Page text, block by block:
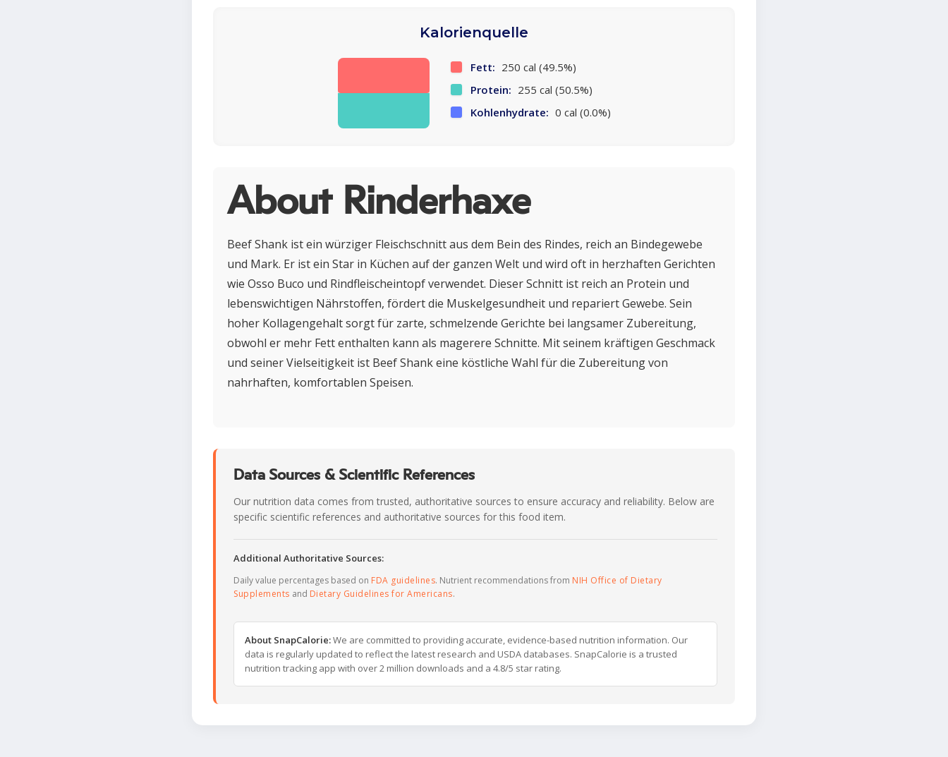
Kalorienquelle
Fett: 250 cal (49.5%)
Protein: 255 cal (50.5%)
Kohlenhydrate: 0 cal (0.0%)
About Rinderhaxe
Beef Shank ist ein würziger Fleischschnitt aus dem Bein des Rindes, reich an Bindegewebe
und Mark. Er ist ein Star in Küchen auf der ganzen Welt und wird oft in herzhaften Gerichten
wie Osso Buco und Rindfleischeintopf verwendet. Dieser Schnitt ist reich an Protein und
lebenswichtigen Nährstoffen, fördert die Muskelgesundheit und repariert Gewebe. Sein
hoher Kollagengehalt sorgt für zarte, schmelzende Gerichte bei langsamer Zubereitung,
obwohl er mehr Fett enthalten kann als magerere Schnitte. Mit seinem kräftigen Geschmack
und seiner Vielseitigkeit ist Beef Shank eine köstliche Wahl für die Zubereitung von
nahrhaften, komfortablen Speisen.
Data Sources & Scientific References
Our nutrition data comes from trusted, authoritative sources to ensure accuracy and reliability. Below are
specific scientific references and authoritative sources for this food item.
Additional Authoritative Sources:
Daily value percentages based on FDA guidelines. Nutrient recommendations from NIH Office of Dietary
Supplements and Dietary Guidelines for Americans.
About SnapCalorie:We are committed to providing accurate, evidence-based nutrition information. Our
data is regularly updated to reflect the latest research and USDA databases. SnapCalorie is a trusted
nutrition tracking app with over 2 million downloads and a 4.8/5 star rating.